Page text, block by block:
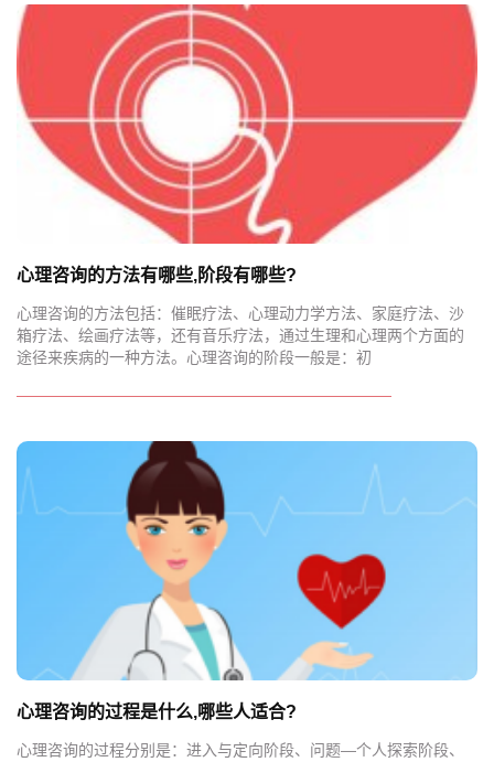
心理咨询的方法有哪些,阶段有哪些?
心理咨询的方法包括：催眠疗法、心理动力学方法、家庭疗法、沙
箱疗法、绘画疗法等，还有音乐疗法，通过生理和心理两个方面的
途径来疾病的一种方法。心理咨询的阶段一般是：初
心理咨询的过程是什么,哪些人适合?
心理咨询的过程分别是：进入与定向阶段、问题—个人探索阶段、